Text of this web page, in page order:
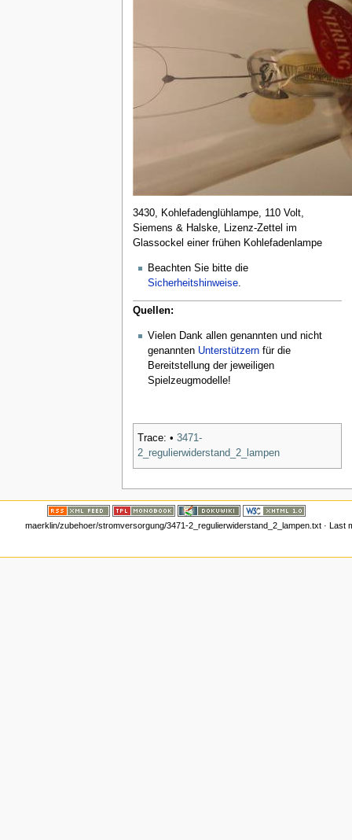
3430, Kohlefadenglühlampe, 110 Volt,
Siemens & Halske, Lizenz-Zettel im
Glassockel einer frühen Kohlefadenlampe
Beachten Sie bitte die
Sicherheitshinweise.
Quellen:
Vielen Dank allen genannten und nicht
genannten Unterstützernfür die
Bereitstellung der jeweiligen
Spielzeugmodelle!
Trace: • 3471-
2_regulierwiderstand_2_lampen
maerklin/zubehoer/stromversorgung/3471-2_regulierwiderstand_2_lampen.txt· Last